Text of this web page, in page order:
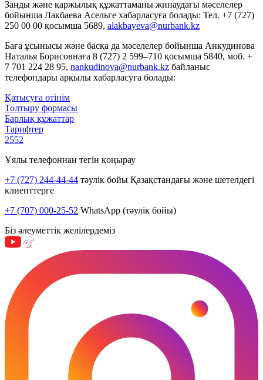
Заңды және қаржылық құжаттаманы жинаудағы мәселелер
бойынша Лакбаева Асельге хабарласуға болады: Тел. +7 (727)
250 00 00 қосымша 5689, alakbayeva@nurbank.kz
Баға ұсынысы және басқа да мәселелер бойынша Анкудинова
Наталья Борисовнаға 8 (727) 2 599–710 қосымша 5840, моб. +
7 701 224 28 95, nankudinova@nurbank.kz байланыс
телефондары арқылы хабарласуға болады:
Қатысуға өтінім
Толтыру формасы
Барлық құжаттар
Тарифтер
2552
Ұялы телефоннан тегін қоңырау
+7 (727) 244-44-44 тәулік бойы Қазақстандағы және шетелдегі
клиенттерге
+7 (707) 000-25-52 WhatsApp (тәулік бойы)
Біз әлеуметтік желілердеміз